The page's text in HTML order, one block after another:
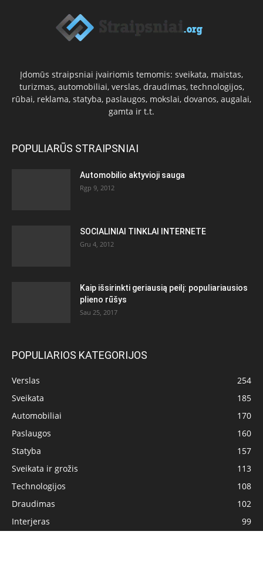
Įdomūs straipsniai įvairiomis temomis: sveikata, maistas,
turizmas, automobiliai, verslas, draudimas, technologijos,
rūbai, reklama, statyba, paslaugos, mokslai, dovanos, augalai,
gamta ir t.t.
POPULIARŪS STRAIPSNIAI
Automobilio aktyvioji sauga
Rgp 9, 2012
SOCIALINIAI TINKLAI INTERNETE
Gru 4, 2012
Kaip išsirinkti geriausią peilį: populiariausios
plieno rūšys
Sau 25, 2017
POPULIARIOS KATEGORIJOS
Verslas
254
Sveikata
185
Automobiliai
170
Paslaugos
160
Statyba
157
Sveikata ir grožis
113
Technologijos
108
Draudimas
102
Interjeras
99